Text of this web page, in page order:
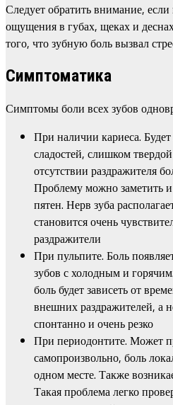
Следует обратить внимание,
ощущения в губах, щеках и
того, что зубную боль вызвал
Симптоматика
Симптомы боли всех зубов
При наличии кариеса.
сладостей, слишком
отсутствии раздражителя
Проблему можно заметить
пятен. Нерв зуба
становится очень
раздражители
При пульпите. Боль
зубов с холодным и
боль будет зависеть от
внешних раздражителей, а
спонтанно и очень резко
При периодонтите. Может
самопроизвольно, боль
одном месте. Также
Такая проблема легко